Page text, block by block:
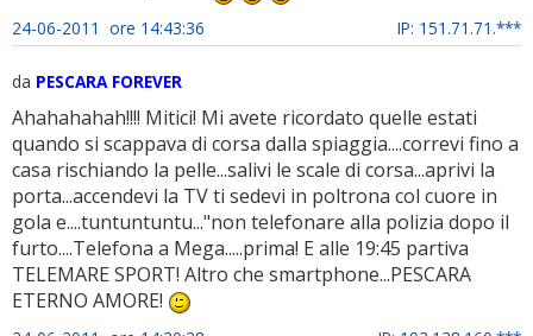
24-06-2011 ore 14:43:36 IP: 151.71.71.***
da PESCARA FOREVER
Ahahahahah!!!! Mitici! Mi avete ricordato quelle estati
quando si scappava di corsa dalla spiaggia....correvi fino a
casa rischiando la pelle...salivi le scale di corsa...aprivi la
porta...accendevi la TV ti sedevi in poltrona col cuore in
gola e....tuntuntuntu..."non telefonare alla polizia dopo il
furto....Telefona a Mega.....prima! E alle 19:45 partiva
TELEMARE SPORT! Altro che smartphone...PESCARA
ETERNO AMORE!